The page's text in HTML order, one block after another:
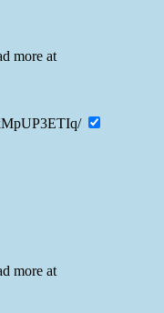
more at
more at